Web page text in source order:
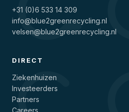
+31 (0)6 533 14 309
info@blue2greenrecycling.nl
velsen@blue2greenrecycling.nl
DIRECT
Ziekenhuizen
Investeerders
Partners
Careers